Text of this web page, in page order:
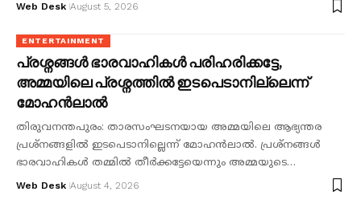
Web Desk August 5, 2026
ENTERTAINMENT
പ്രശ്നങ്ങൾ ഭാരവാഹികൾ പരിഹരിക്കട്ടേ,
അമ്മയിലെ പ്രശ്നത്തിൽ ഇടപെടാനില്ലെന്ന്
മോഹൻലാൽ
തിരുവനന്തപുരം: താരസംഘടനയായ അമ്മയിലെ ആഭ്യന്തര
പ്രശ്നങ്ങളിൽ ഇടപെടാനില്ലെന്ന് മോഹൻലാൽ. പ്രശ്നങ്ങൾ
ഭാരവാഹികൾ തമ്മിൽ തീർക്കട്ടേയെന്നും അമ്മയുടെ…
Web Desk August 4, 2026